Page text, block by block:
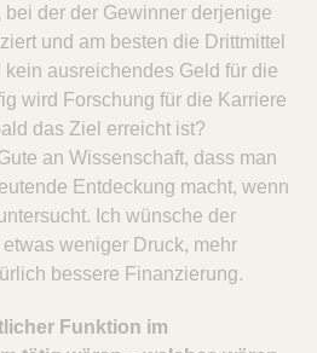
bei der der Gewinner derjenige
und am besten die Drittmittel
ausreichendes Geld für die
wird Forschung für die Karriere
das Ziel erreicht ist?
an Wissenschaft, dass man
Entdeckung macht, wenn
Ich wünsche der
weniger Druck, mehr
bessere Finanzierung.
Funktion im